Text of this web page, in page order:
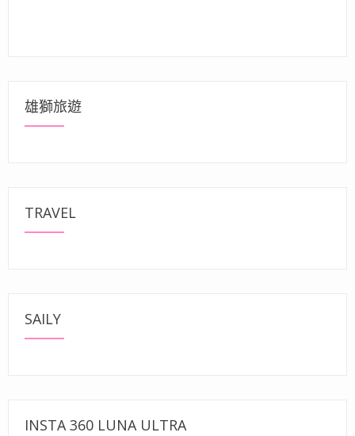
雄獅旅遊
TRAVEL
SAILY
INSTA 360 LUNA ULTRA